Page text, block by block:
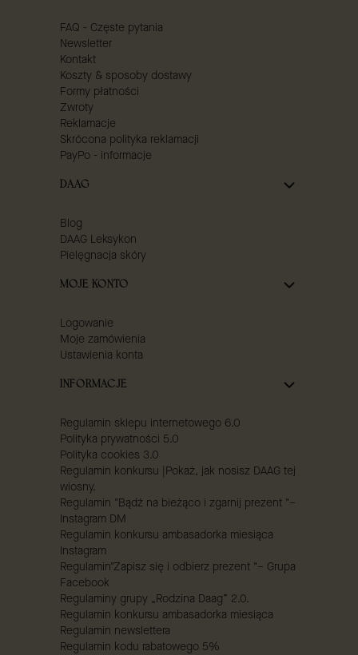
FAQ - Częste pytania
Newsletter
Kontakt
Koszty & sposoby dostawy
Formy płatności
Zwroty
Reklamacje
Skrócona polityka reklamacji
PayPo - informacje
DAAG
Blog
DAAG Leksykon
Pielęgnacja skóry
MOJE KONTO
Logowanie
Moje zamówienia
Ustawienia konta
INFORMACJE
Regulamin sklepu internetowego 6.0
Polityka prywatności 5.0
Polityka cookies 3.0
Regulamin konkursu |Pokaż, jak nosisz DAAG tej
wiosny.
Regulamin "Bądź na bieżąco i zgarnij prezent "–
Instagram DM
Regulamin konkursu ambasadorka miesiąca
Instagram
Regulamin"Zapisz się i odbierz prezent "– Grupa
Facebook
Regulaminy grupy „Rodzina Daag” 2.0.
Regulamin konkursu ambasadorka miesiąca
Regulamin newslettera
Regulamin kodu rabatowego 5%